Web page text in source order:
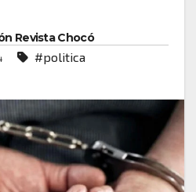
Revista Chocó
#politica